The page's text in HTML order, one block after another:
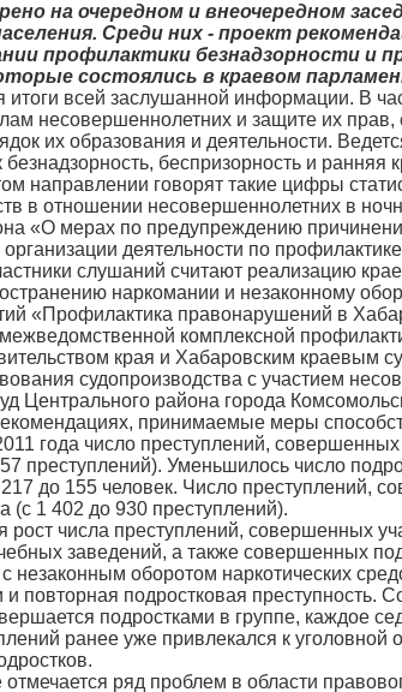
на очередном и внеочередном
Среди них - проект
профилактики безнадзорности и
состоялись в краевом
итоги всей заслушанной информации. В
несовершеннолетних и защите их
их образования и деятельности.
безнадзорность, беспризорность и
направлении говорят такие цифры
в отношении несовершеннолетних в
«О мерах по предупреждению
деятельности по
слушаний считают реализацию
наркомании и незаконному
«Профилактика правонарушений в
комплексной
края и Хабаровским краевым
судопроизводства с участием
Центрального района города
принимаемые меры
года число преступлений,
преступлений). Уменьшилось число
до 155 человек. Число преступлений,
(с 1 402 до 930 преступлений).
рост числа преступлений, совершенных
заведений, а также совершенных
незаконным оборотом наркотических
и повторная подростковая преступность.
подростками в группе, каждое
ранее уже привлекался к уголовной
отмечается ряд проблем в области